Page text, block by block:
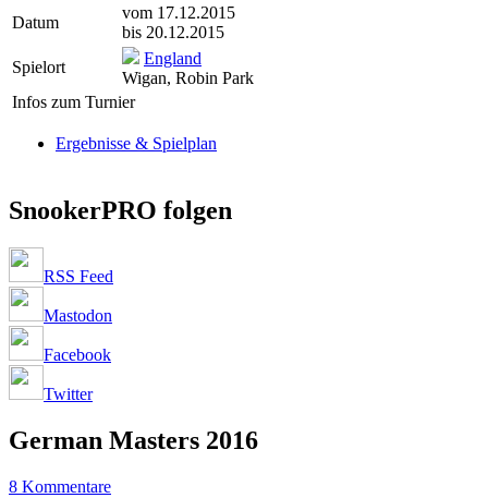
Datum
vom 17.12.2015
bis 20.12.2015
Spielort
England
Wigan, Robin Park
Infos zum Turnier
Ergebnisse & Spielplan
SnookerPRO folgen
RSS Feed
Mastodon
Facebook
Twitter
German Masters 2016
8 Kommentare